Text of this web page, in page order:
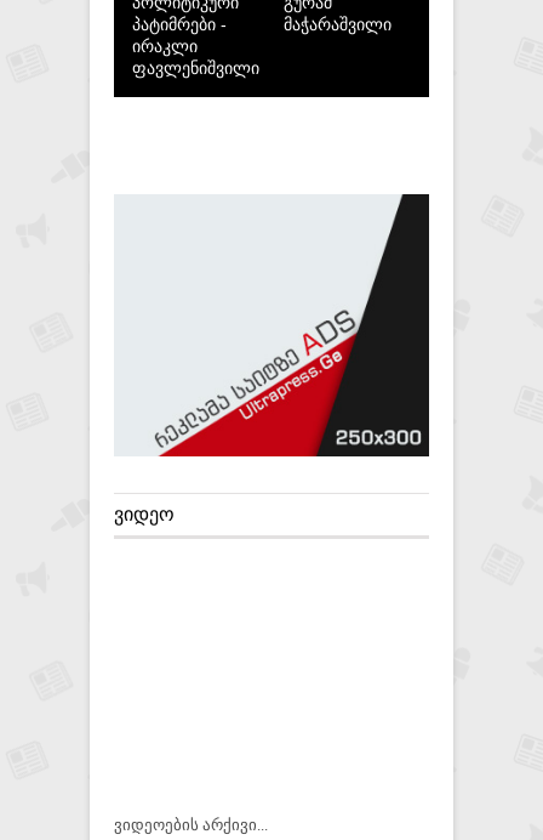
პატიმრები -
ირაკლი
ფავლენიშვილი
მაჭარაშვილი
ᲕᲘᲓᲔᲝ
ვიდეოების არქივი...